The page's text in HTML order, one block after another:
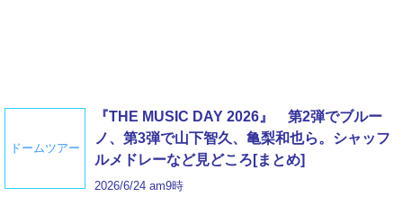
ドームツアー
『THE MUSIC DAY 2026』 第2弾でブルー
ノ、第3弾で山下智久、亀梨和也ら。シャッフ
ルメドレーなど見どころ[まとめ]
2026/6/24 am9時